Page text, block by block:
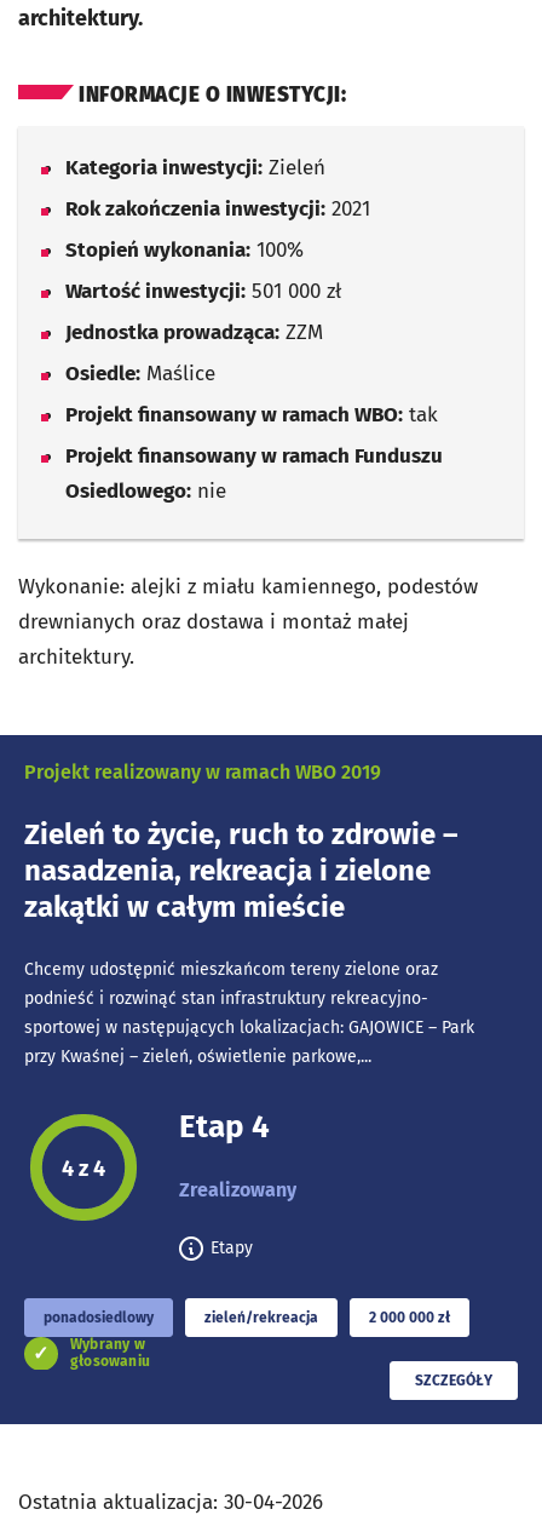
architektury.
INFORMACJE O INWESTYCJI:
Kategoria inwestycji: Zieleń
Rok zakończenia inwestycji: 2021
Stopień wykonania: 100%
Wartość inwestycji: 501 000 zł
Jednostka prowadząca: ZZM
Osiedle: Maślice
Projekt finansowany w ramach WBO: tak
Projekt finansowany w ramach Funduszu
Osiedlowego: nie
Wykonanie: alejki z miału kamiennego, podestów
drewnianych oraz dostawa i montaż małej
architektury.
Projekt realizowany w ramach WBO 2019
Zieleń to życie, ruch to zdrowie –
nasadzenia, rekreacja i zielone
zakątki w całym mieście
Chcemy udostępnić mieszkańcom tereny zielone oraz
podnieść i rozwinąć stan infrastruktury rekreacyjno-
sportowej w następujących lokalizacjach: GAJOWICE – Park
przy Kwaśnej – zieleń, oświetlenie parkowe,...
Etap projektu:
4 z 4
Etap 4
Zrealizowany
Etapy
Wybrany w
głosowaniu
ponadosiedlowy zieleń/rekreacja 2 000 000 zł
PRZECZYTAJ
SZCZEGÓŁY
Ostatnia aktualizacja: 30-04-2026